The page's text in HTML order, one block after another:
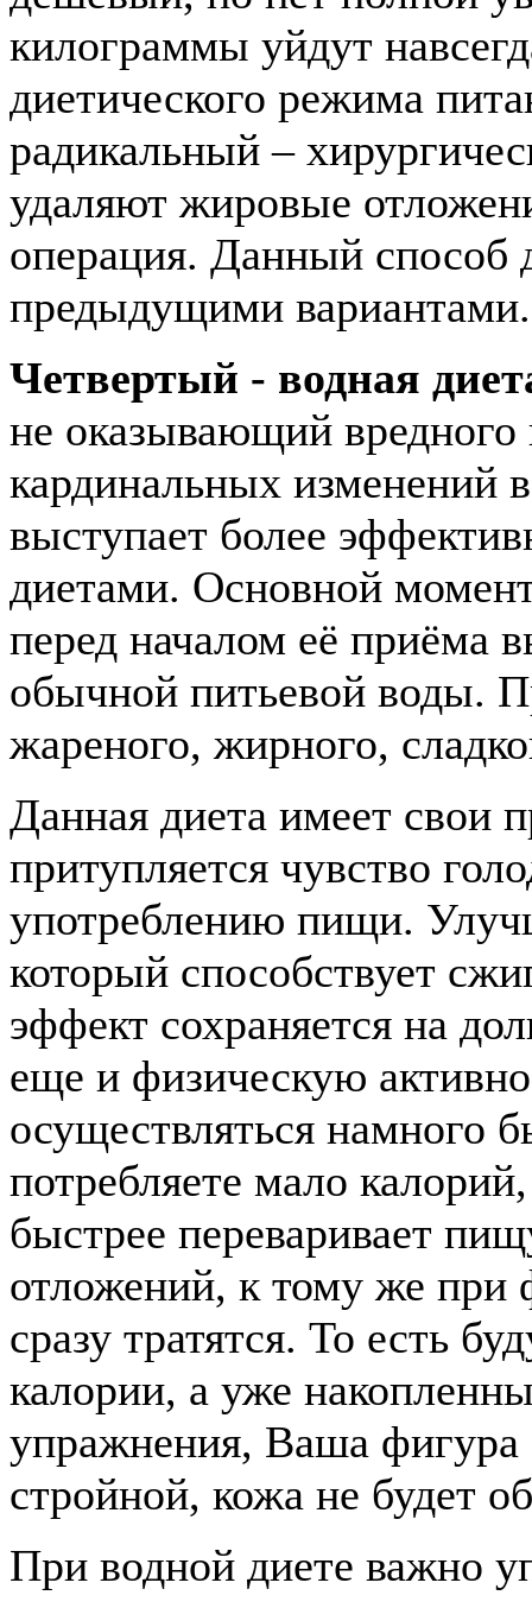
килограммы уйдут
диетического режима
радикальный –
удаляют жировые
операция. Данный способ
предыдущими вариантами.
Четвертый - водная
не оказывающий вредного
кардинальных изменений
выступает более
диетами. Основной
перед началом её приёма
обычной питьевой воды.
жареного, жирного,
Данная диета имеет свои
притупляется чувство
употреблению пищи.
который способствует
эффект сохраняется на
еще и физическую
осуществляться намного
потребляете мало
быстрее переваривает
отложений, к тому же при
сразу тратятся. То есть
калории, а уже
упражнения, Ваша фигура
стройной, кожа не будет
При водной диете важно